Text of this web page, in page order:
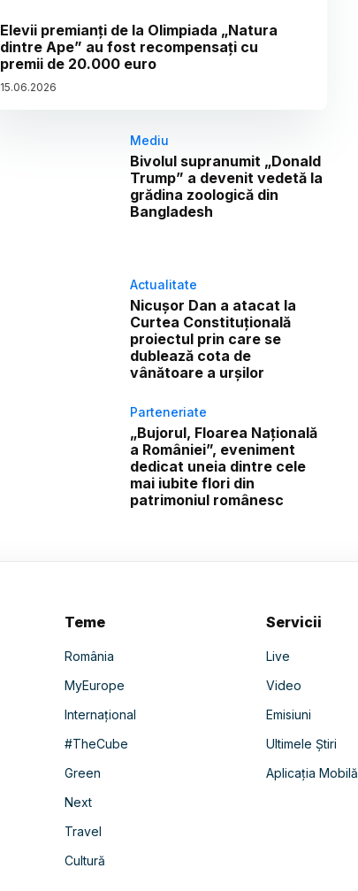
Elevii premianți de la Olimpiada „Natura
dintre Ape” au fost recompensați cu
premii de 20.000 euro
15.06.2026
Mediu
Bivolul supranumit „Donald
Trump” a devenit vedetă la
grădina zoologică din
Bangladesh
Actualitate
Nicușor Dan a atacat la
Curtea Constituțională
proiectul prin care se
dublează cota de
vânătoare a urșilor
Parteneriate
„Bujorul, Floarea Națională
a României”, eveniment
dedicat uneia dintre cele
mai iubite flori din
patrimoniul românesc
Teme
România
MyEurope
Internațional
#TheCube
Green
Next
Travel
Cultură
Servicii
Live
Video
Emisiuni
Ultimele Știri
Aplicația Mobilă